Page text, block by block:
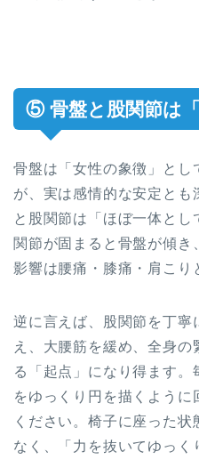
⑤ 骨盤と股関節は
骨盤は「女性の象徴」とし
が、実は感情的な安定とも
と股関節は「ほぼ一体と
関節が固まると骨盤が傾き
影響は腰痛・膝痛・肩こり
逆に言えば、股関節を丁寧
え、大腰筋を緩め、全身
る「起点」になり得ます。
をゆっくり円を描くように
ください。椅子に座った
なく、「力を抜いてゆっく